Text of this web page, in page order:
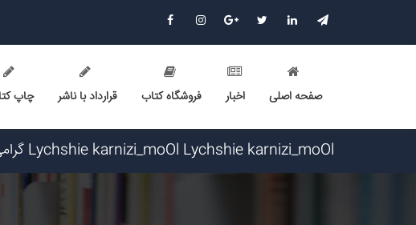
صفحه اصلی اخبار فروشگاه کتاب قرارداد با ناشر چاپ
Lychshie karnizi_moOl Lychshie karnizi_moOl گرامی : درخواست استخدام شما با موفقیت انجام شد ساعت ۴:۵:۴۹ تاریخ ۱۴۰۵/۵/۱۷
LarrySkavY LarrySkavY گرامی : درخواست استخدام شما با موفقیت انجام شد ساعت ۳:۲۳:۲۴ تاریخ ۱۴۰۵/۵/۱۷
Narkolog na dom_jmot Narkolog na dom_jmot گرامی : درخواست استخدام شما با موفقیت انجام شد ساعت ۰:۵۱:۱۷ تاریخ ۱۴۰۵/۵/۱۷
Narkolog na dom_yysn Narkolog na dom_yysn گرامی : درخواست استخدام شما با موفقیت انجام شد ساعت ۲۱:۲۱:۰ تاریخ ۱۴۰۵/۵/۱۶